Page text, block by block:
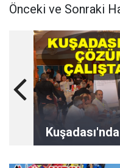
Önceki ve Sonraki